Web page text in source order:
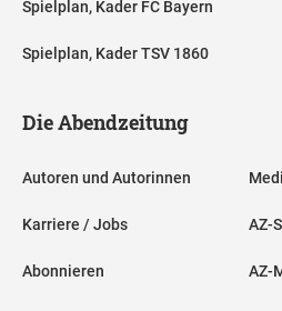
Spielplan, Kader FC Bayern
Spielplan, Kader TSV 1860
Die Abendzeitung
Autoren und Autorinnen
Karriere / Jobs
Abonnieren
AZ-
AZ-